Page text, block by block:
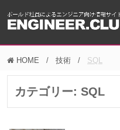
HOME 技術 SQL
カテゴリー: SQL